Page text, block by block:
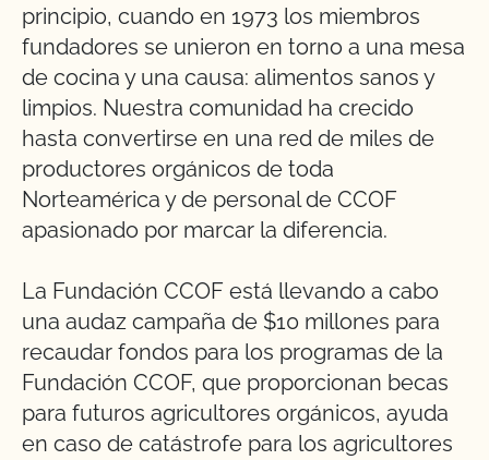
principio, cuando en 1973 los miembros
fundadores se unieron en torno a una mesa
de cocina y una causa: alimentos sanos y
limpios. Nuestra comunidad ha crecido
hasta convertirse en una red de miles de
productores orgánicos de toda
Norteamérica y de personal de CCOF
apasionado por marcar la diferencia.
La Fundación CCOF está llevando a cabo
una audaz campaña de $10 millones para
recaudar fondos para los programas de la
Fundación CCOF, que proporcionan becas
para futuros agricultores orgánicos, ayuda
en caso de catástrofe para los agricultores